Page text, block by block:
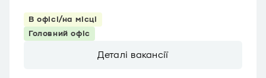
В офісі/на місці
Головний офіс
Деталі вакансії